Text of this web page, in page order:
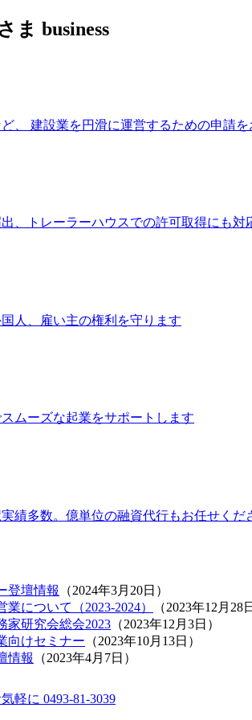
ま business
、 建設業を円滑に運営するための申請
、トレーラーハウスでの許可取得にも対
人、雇い主の権利を守ります
ムーズな起業をサポートします
績多数。億単位の融資代行もお任せくだ
登壇情報 （2024年3月20日 ）
について（2023-2024）
（2023年12月28日
家研究会総会2023 （2023年12月3日 ）
向けセミナー （2023年10月13日 ）
情報
（2023年4月7日 ）